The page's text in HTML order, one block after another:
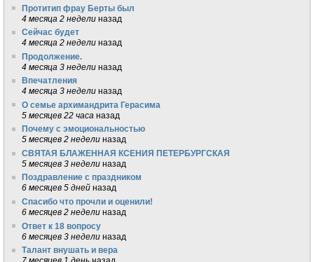
Протитип фрау Берты был
4 месяца 2 недели назад
Сейчас будет
4 месяца 2 недели назад
Продолжение.
4 месяца 3 недели назад
Впечатления
4 месяца 3 недели назад
О семье архимандрита Герасима
5 месяцев 22 часа назад
Почему с эмоциональностью
5 месяцев 2 недели назад
СВЯТАЯ БЛАЖЕННАЯ КСЕНИЯ ПЕТЕРБУРГСКАЯ
5 месяцев 3 недели назад
Поздравление с праздником
6 месяцев 5 дней назад
Спасибо что прочли и оценили!
6 месяцев 2 недели назад
Ответ к 18 вопросу
6 месяцев 3 недели назад
Талант внушать и вера